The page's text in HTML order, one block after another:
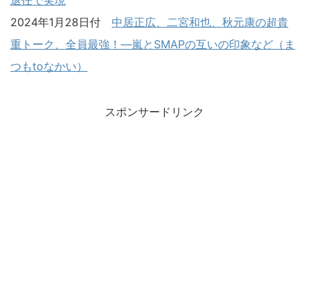
2024年1月28日付 中居正広、二宮和也、秋元康の超貴
重トーク、全員最強！―嵐とSMAPの互いの印象など（ま
つもtoなかい）
スポンサードリンク